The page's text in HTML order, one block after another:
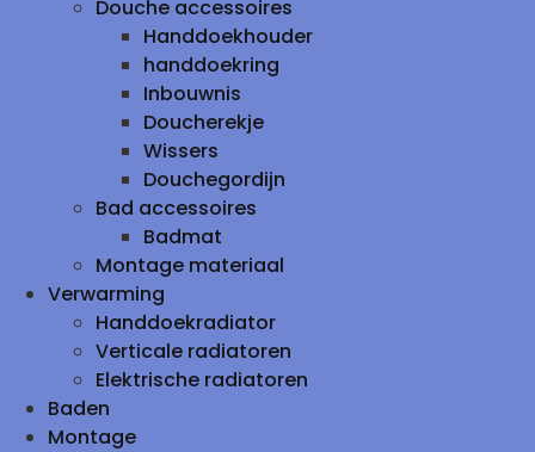
Douche accessoires
Handdoekhouder
handdoekring
Inbouwnis
Doucherekje
Wissers
Douchegordijn
Bad accessoires
Badmat
Montage materiaal
Verwarming
Handdoekradiator
Verticale radiatoren
Elektrische radiatoren
Baden
Montage